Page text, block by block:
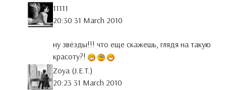
11111
20:30 31 March 2010
ну звёзды!!! что еще скажешь, глядя на такую
красоту?!
Zoya (J.E.T.)
20:23 31 March 2010